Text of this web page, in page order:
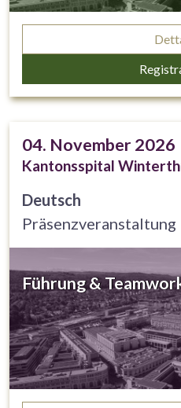
04. November 2026
Kantonsspital
Deutsch
Präsenzveranstaltung
Führung &